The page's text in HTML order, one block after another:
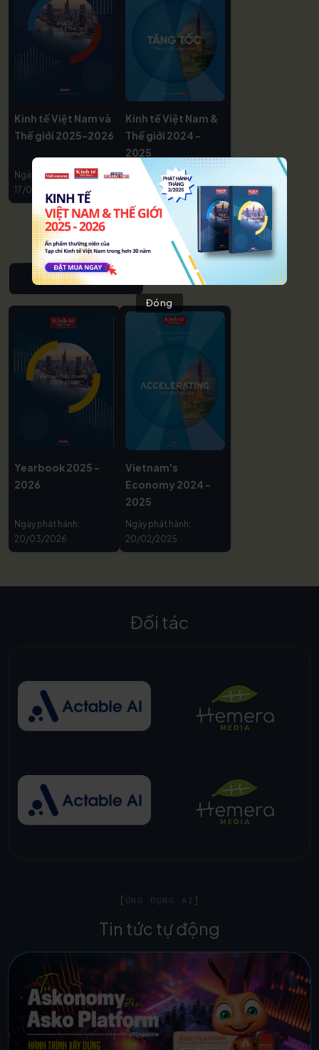
Kinh tế Việt Nam và
Thế giới 2025-2026
Ngày phát hành:
17/03/2026
Kinh tế Việt Nam &
Thế giới 2024 -
2025
Ngày phát hành:
20/02/2025
YEAR BOOK
Yearbook 2025 -
2026
Ngày phát hành:
20/03/2026
Vietnam's
Economy 2024 -
2025
Ngày phát hành:
20/02/2025
Đối tác
ỨNG DỤNG AI
Tin tức tự động
Đóng